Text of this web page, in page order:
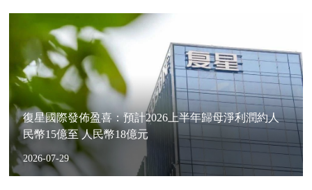
復星國際發佈盈喜：預計2026上半年歸母淨利潤約人
民幣15億至 人民幣18億元
2026-07-29